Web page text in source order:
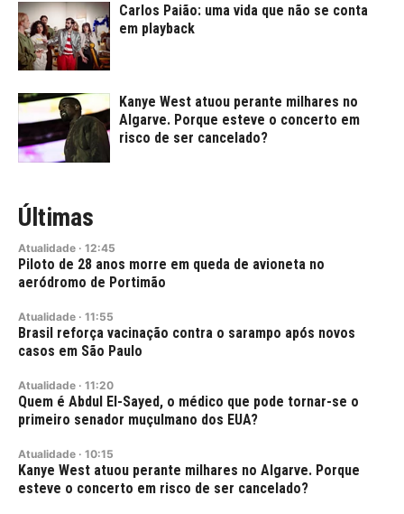
Carlos Paião: uma vida que não se conta
em playback
Kanye West atuou perante milhares no
Algarve. Porque esteve o concerto em
risco de ser cancelado?
Últimas
Atualidade · 12:45
Piloto de 28 anos morre em queda de avioneta no
aeródromo de Portimão
Atualidade · 11:55
Brasil reforça vacinação contra o sarampo após novos
casos em São Paulo
Atualidade · 11:20
Quem é Abdul El-Sayed, o médico que pode tornar-se o
primeiro senador muçulmano dos EUA?
Atualidade · 10:15
Kanye West atuou perante milhares no Algarve. Porque
esteve o concerto em risco de ser cancelado?